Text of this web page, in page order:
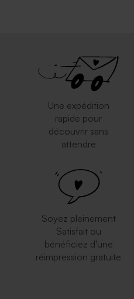
Une expédition
rapide pour
découvrir sans
attendre
Soyez pleinement
Satisfait ou
bénéficiez d'une
réimpression gratuite